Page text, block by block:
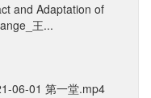
and Adaptation of
王...
06-01 第一堂.mp4